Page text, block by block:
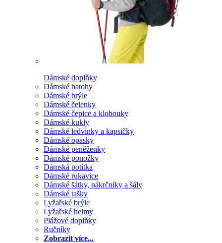
Dámské doplňky
Dámské batohy
Dámské brýle
Dámské čelenky
Dámské čepice a klobouky
Dámské kukly
Dámské ledvinky a kapsičky
Dámské opasky
Dámské peněženky
Dámské ponožky
Dámská potítka
Dámské rukavice
Dámské šátky, nákrčníky a šály
Dámské tašky
Lyžařské brýle
Lyžařské helmy
Plážové doplňky
Ručníky
Zobrazit více...